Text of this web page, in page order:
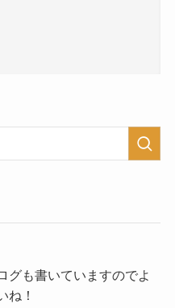
グも書いていますのでよ
ね！